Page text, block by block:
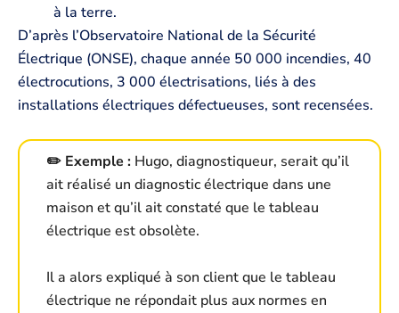
à la terre.
D’après l’Observatoire National de la Sécurité
Électrique (ONSE), chaque année 50 000 incendies, 40
électrocutions, 3 000 électrisations, liés à des
installations électriques défectueuses, sont recensées.
✏️ Exemple : Hugo, diagnostiqueur, serait qu’il
ait réalisé un diagnostic électrique dans une
maison et qu’il ait constaté que le tableau
électrique est obsolète.
Il a alors expliqué à son client que le tableau
électrique ne répondait plus aux normes en